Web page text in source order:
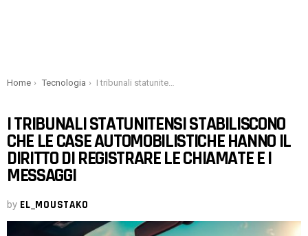
You are here:
Home Tecnologia I tribunali statunitensi stabiliscono che le case automobilistiche hanno il diritto di registrare le chiamate e i messaggi
I TRIBUNALI STATUNITENSI STABILISCONO
CHE LE CASE AUTOMOBILISTICHE HANNO IL
DIRITTO DI REGISTRARE LE CHIAMATE E I
MESSAGGI
by EL_MOUSTAKO